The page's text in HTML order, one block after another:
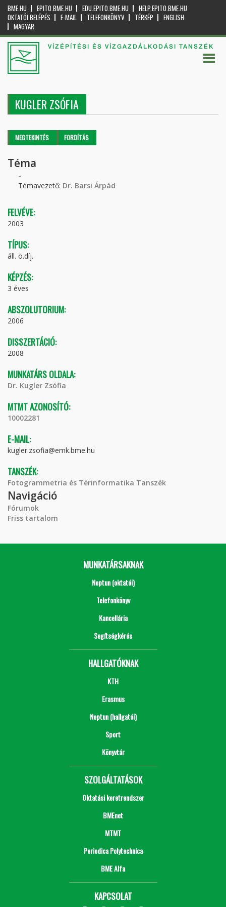
BME.HU EPITO.BME.HU EDU.EPITO.BME.HU
HELP.EPITO.BME.HU
OKTATÓI BELÉPÉS
E-MAIL TELEFONKÖNYV TÉRKÉP
ENGLISH
MAGYAR
VÍZÉPÍTÉSI ÉS VÍZGAZDÁLKODÁSI TANSZÉK
KUGLER ZSÓFIA
Elsődleges fülek
MEGTEKINTÉS (AKTÍVFORDÍTÁS
Téma
-
Témavezető: Dr. Barsi Árpád
FELVÉVE:
2003
TÍPUS:
áll. ö.díj.
KÉPZÉS:
3 éves
ABSZOLUTORIUM:
2006
DISSZERTÁCIÓ:
2008
MUNKATÁRS OLDALA:
Dr. Kugler Zsófia
MTMT AZONOSÍTÓ:
10002281
E-MAIL:
kugler.zsofia@emk.bme.hu
TANSZÉK:
Fotogrammetria és Térinformatika Tanszék
Navigáció
Fórumok
Friss tartalom
MUNKATÁRSAKNAK
Neptun (oktatói)
Telefonkönyv
Kancellária
Segítségkérés
HALLGATÓKNAK
KTH
Erasmus
Neptun (hallgatói)
Sport
Könyvtár
SZOLGÁLTATÁSOK
Oktatási keretrendszer
BMEnet
MTMT
Periodica Polytechnica
BME Alfa
KAPCSOLAT